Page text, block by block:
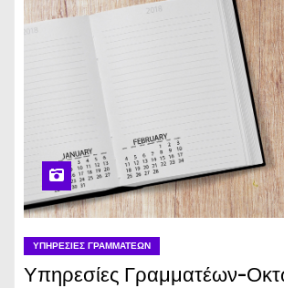
ΥΠΗΡΕΣΊΕΣ ΓΡΑΜΜΑΤΈΩΝ
Υπηρεσίες Γραμματέων-